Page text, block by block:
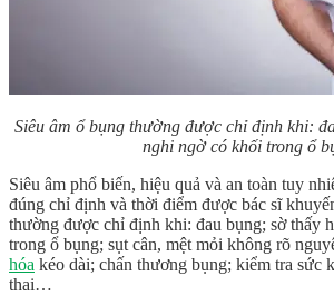
Siêu âm ổ bụng thường được chỉ định khi:
nghi ngờ có khối trong ổ
Siêu âm phổ biến, hiệu quả và an toàn tuy
đúng chỉ định và thời điểm được bác sĩ
thường được chỉ định khi: đau bụng; sờ thấy
trong ổ bụng; sụt cân, mệt mỏi không rõ
hóa kéo dài; chấn thương bụng; kiểm tra sức
thai…